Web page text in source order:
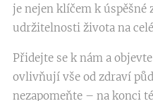
je nejen klíčem k úspěšné
udržitelnosti života na
Přidejte se k nám a
ovlivňují vše od zdraví
nezapomeňte – na konci